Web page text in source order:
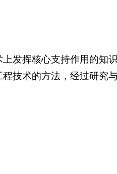
发挥核心支持作用的知
程技术的方法，经过研